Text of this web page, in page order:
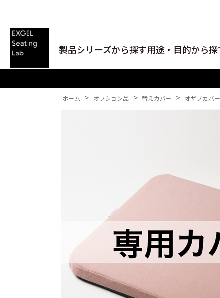
製品シリーズから探す用途・目的から探
ホーム > オプション品 > 替えカバー > オザブカバー